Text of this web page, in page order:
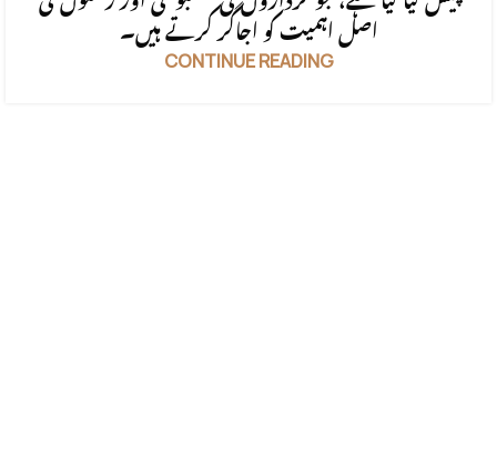
اصل اہمیت کو اجاگر کرتے ہیں۔
CONTINUE READING